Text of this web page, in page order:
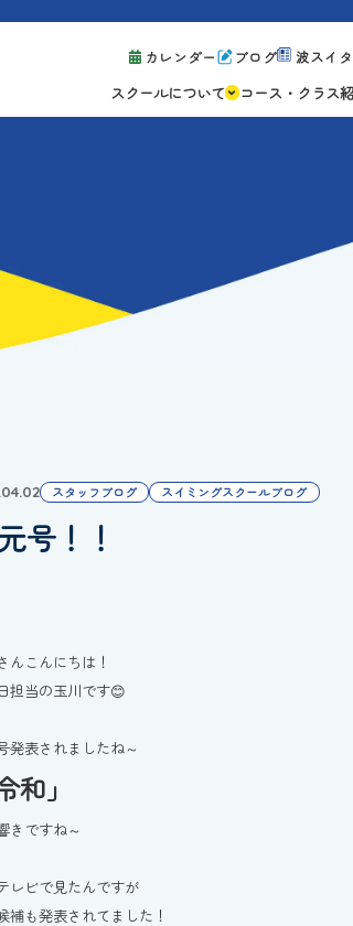
カレンダー ブログ 波スイ
スクールについて
コース・クラス
スタッフブログ スイミングスクールブログ
号！！
んこんにちは！
担当の玉川です😊
発表されましたね～
和」
きですね～
レビで見たんですが
補も発表されてました！